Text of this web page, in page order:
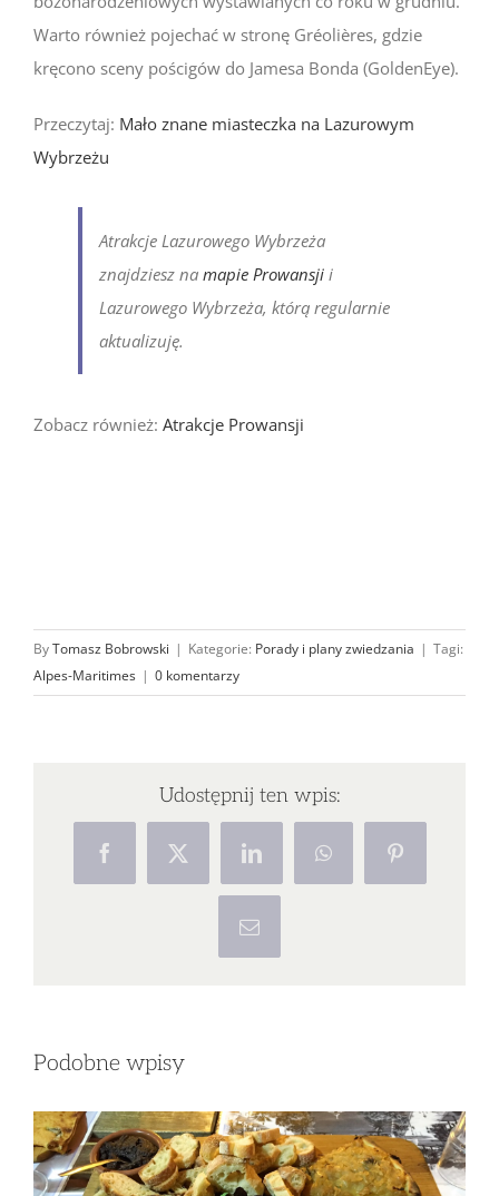
Warto również pojechać w stronę Gréolières, gdzie
kręcono sceny pościgów do Jamesa Bonda (GoldenEye).
Przeczytaj: Mało znane miasteczka na Lazurowym
Wybrzeżu
Atrakcje Lazurowego Wybrzeża
znajdziesz na mapie Prowansji i
Lazurowego Wybrzeża, którą regularnie
aktualizuję.
Zobacz również: Atrakcje Prowansji
ByTomasz Bobrowski | Kategorie: Porady i plany zwiedzania | Tagi:
Alpes-Maritimes | 0 komentarzy
Udostępnij ten wpis:
FacebookX LinkedInWhatsAppPinterest
Email
Podobne wpisy